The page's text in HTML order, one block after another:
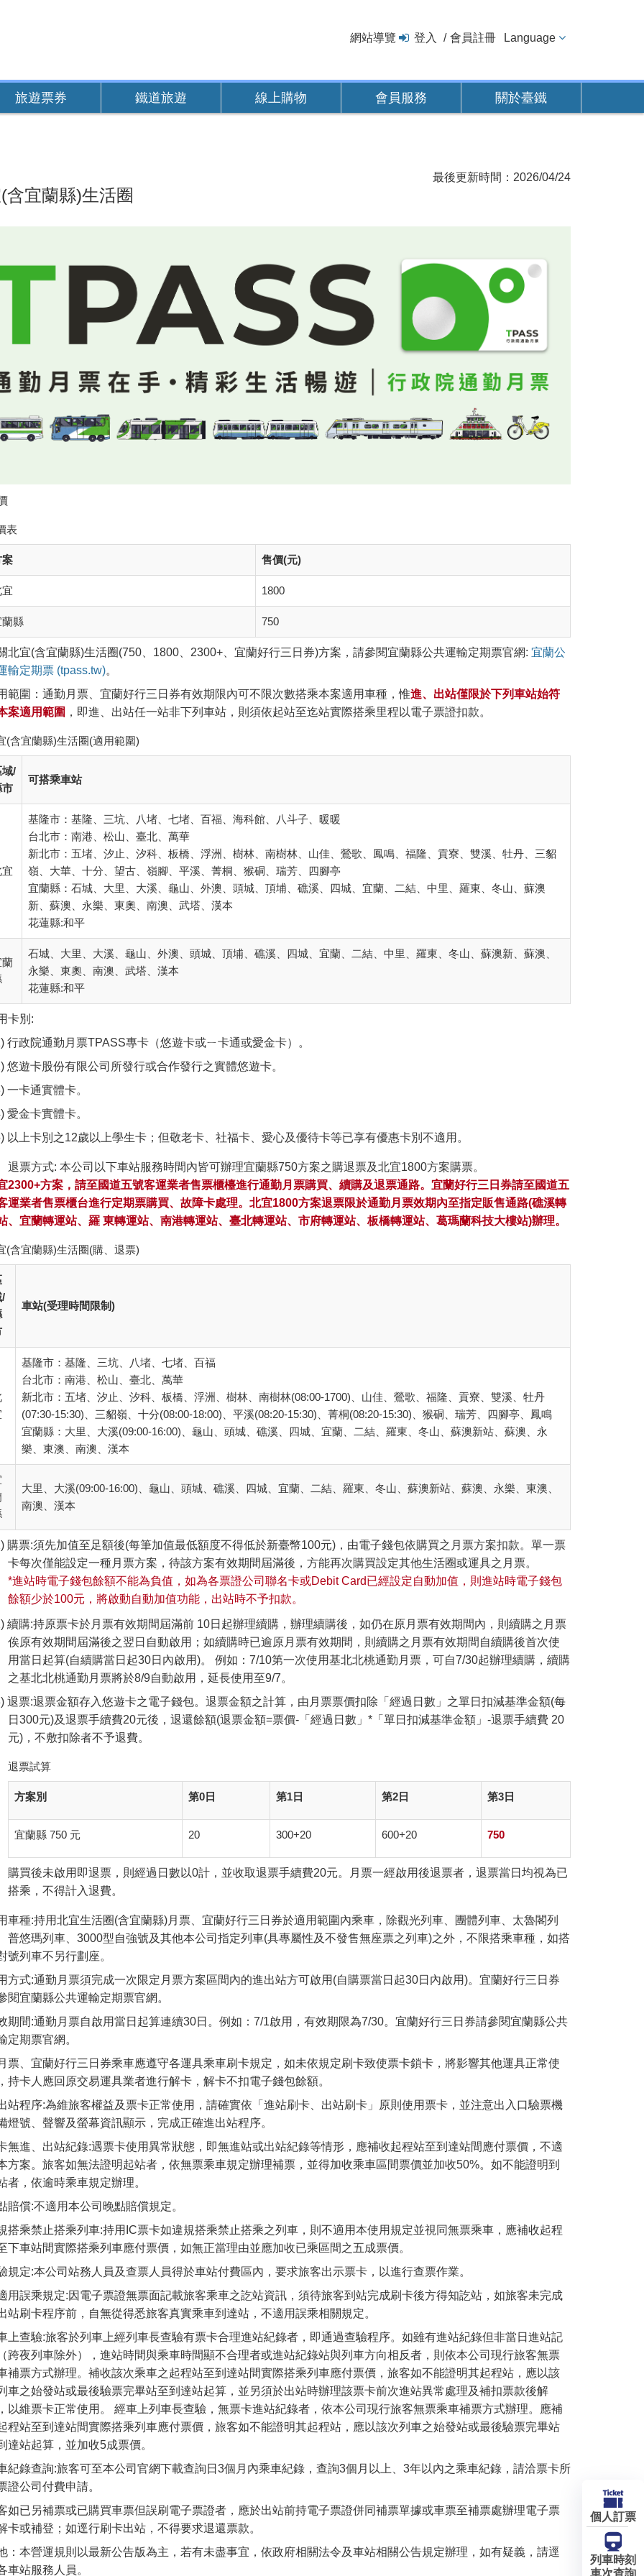
網站導覽 登入 會員註冊 Language
旅遊票券 鐵道旅遊 線上購物 會員服務 關於臺鐵
含宜蘭縣)生活圈
最後更新時間：2026/04/24
表
案 售價(元)
1800
蘭縣 750
北宜(含宜蘭縣)生活圈(750、1800、2300+、宜蘭好行三日券)方案，請參閱宜蘭縣公共運輸定期票官網: 宜蘭公
輸定期票 (tpass.tw)。
範圍：通勤月票、宜蘭好行三日券有效期限內可不限次數搭乘本案適用車種，惟進、出站僅限於下列車站始符
案適用範圍 ，即進、出站任一站非下列車站，則須依起站至迄站實際搭乘里程以電子票證扣款。
(含宜蘭縣)生活圈(適用範圍)
域/
市
可搭乘車站
基隆市：基隆、三坑、八堵、七堵、百福、海科館、八斗子、暖暖
台北市：南港、松山、臺北、萬華
新北市：五堵、汐止、汐科、板橋、浮洲、樹林、南樹林、山佳、鶯歌、鳳鳴、福隆、貢寮、雙溪、牡丹、三貂
嶺、大華、十分、望古、嶺腳、平溪、菁桐、猴硐、瑞芳、四腳亭
宜蘭縣：石城、大里、大溪、龜山、外澳、頭城、頂埔、礁溪、四城、宜蘭、二結、中里、羅東、冬山、蘇澳
新、蘇澳、永樂、東奧、南澳、武塔、漢本
花蓮縣:和平
蘭
石城、大里、大溪、龜山、外澳、頭城、頂埔、礁溪、四城、宜蘭、二結、中里、羅東、冬山、蘇澳新、蘇澳、
永樂、東奧、南澳、武塔、漢本
花蓮縣:和平
卡別:
行政院通勤月票TPASS專卡（悠遊卡或ㄧ卡通或愛金卡）。
悠遊卡股份有限公司所發行或合作發行之實體悠遊卡。
一卡通實體卡。
愛金卡實體卡。
以上卡別之12歲以上學生卡；但敬老卡、社福卡、愛心及優待卡等已享有優惠卡別不適用。
退票方式: 本公司以下車站服務時間內皆可辦理宜蘭縣750方案之購退票及北宜1800方案購票。
2300+方案，請至國道五號客運業者售票櫃檯進行通勤月票購買、續購及退票通路。宜蘭好行三日券請至國道五
運業者售票櫃台進行定期票購買、故障卡處理。北宜1800方案退票限於通勤月票效期內至指定販售通路(礁溪轉
、宜蘭轉運站、羅 東轉運站、南港轉運站、臺北轉運站、市府轉運站、板橋轉運站、葛瑪蘭科技大樓站)辦理。
(含宜蘭縣)生活圈(購、退票)
/
車站(受理時間限制)
基隆市：基隆、三坑、八堵、七堵、百福
台北市：南港、松山、臺北、萬華
新北市：五堵、汐止、汐科、板橋、浮洲、樹林、南樹林(08:00-1700)、山佳、鶯歌、福隆、貢寮、雙溪、牡丹
(07:30-15:30)、三貂嶺、十分(08:00-18:00)、平溪(08:20-15:30)、菁桐(08:20-15:30)、猴硐、瑞芳、四腳亭、鳳鳴
宜蘭縣：大里、大溪(09:00-16:00)、龜山、頭城、礁溪、四城、宜蘭、二結、羅東、冬山、蘇澳新站、蘇澳、永
樂、東澳、南澳、漢本
大里、大溪(09:00-16:00)、龜山、頭城、礁溪、四城、宜蘭、二結、羅東、冬山、蘇澳新站、蘇澳、永樂、東澳、
南澳、漢本
購票:須先加值至足額後(每筆加值最低額度不得低於新臺幣100元)，由電子錢包依購買之月票方案扣款。單一票
卡每次僅能設定一種月票方案，待該方案有效期間屆滿後，方能再次購買設定其他生活圈或運具之月票。
*進站時電子錢包餘額不能為負值，如為各票證公司聯名卡或Debit Card已經設定自動加值，則進站時電子錢包
餘額少於100元，將啟動自動加值功能，出站時不予扣款。
續購:持原票卡於月票有效期間屆滿前 10日起辦理續購，辦理續購後，如仍在原月票有效期間內，則續購之月票
俟原有效期間屆滿後之翌日自動啟用；如續購時已逾原月票有效期間，則續購之月票有效期間自續購後首次使
用當日起算(自續購當日起30日內啟用)。 例如：7/10第一次使用基北北桃通勤月票，可自7/30起辦理續購，續購
之基北北桃通勤月票將於8/9自動啟用，延長使用至9/7。
退票:退票金額存入悠遊卡之電子錢包。退票金額之計算，由月票票價扣除「經過日數」之單日扣減基準金額(每
日300元)及退票手續費20元後，退還餘額(退票金額=票價-「經過日數」*「單日扣減基準金額」-退票手續費 20
元)，不敷扣除者不予退費。
退票試算
方案別 第0日 第1日 第2日 第3日
宜蘭縣 750 元 20 300+20 600+20 750
購買後未啟用即退票，則經過日數以0計，並收取退票手續費20元。月票一經啟用後退票者，退票當日均視為已
搭乘，不得計入退費。
車種:持用北宜生活圈(含宜蘭縣)月票、宜蘭好行三日券於適用範圍內乘車，除觀光列車、團體列車、太魯閣列
普悠瑪列車、3000型自強號及其他本公司指定列車(具專屬性及不發售無座票之列車)之外，不限搭乘車種，如搭
號列車不另行劃座。
方式:通勤月票須完成一次限定月票方案區間內的進出站方可啟用(自購票當日起30日內啟用)。宜蘭好行三日券
閱宜蘭縣公共運輸定期票官網。
期間:通勤月票自啟用當日起算連續30日。例如：7/1啟用，有效期限為7/30。宜蘭好行三日券請參閱宜蘭縣公共
定期票官網。
票、宜蘭好行三日券乘車應遵守各運具乘車刷卡規定，如未依規定刷卡致使票卡鎖卡，將影響其他運具正常使
持卡人應回原交易運具業者進行解卡，解卡不扣電子錢包餘額。
站程序:為維旅客權益及票卡正常使用，請確實依「進站刷卡、出站刷卡」原則使用票卡，並注意出入口驗票機
燈號、聲響及螢幕資訊顯示，完成正確進出站程序。
無進、出站紀錄:遇票卡使用異常狀態，即無進站或出站紀錄等情形，應補收起程站至到達站間應付票價，不適
方案。旅客如無法證明起站者，依無票乘車規定辦理補票，並得加收乘車區間票價並加收50%。如不能證明到
者，依逾時乘車規定辦理。
賠償:不適用本公司晚點賠償規定。
搭乘禁止搭乘列車:持用IC票卡如違規搭乘禁止搭乘之列車，則不適用本使用規定並視同無票乘車，應補收起程
下車站間實際搭乘列車應付票價，如無正當理由並應加收已乘區間之五成票價。
規定:本公司站務人員及查票人員得於車站付費區內，要求旅客出示票卡，以進行查票作業。
用誤乘規定:因電子票證無票面記載旅客乘車之訖站資訊，須待旅客到站完成刷卡後方得知訖站，如旅客未完成
站刷卡程序前，自無從得悉旅客真實乘車到達站，不適用誤乘相關規定。
上查驗:旅客於列車上經列車長查驗有票卡合理進站紀錄者，即通過查驗程序。如雖有進站紀錄但非當日進站記
跨夜列車除外），進站時間與乘車時間顯不合理者或進站紀錄站與列車方向相反者，則依本公司現行旅客無票
補票方式辦理。補收該次乘車之起程站至到達站間實際搭乘列車應付票價，旅客如不能證明其起程站，應以該
車之始發站或最後驗票完畢站至到達站起算，並另須於出站時辦理該票卡前次進站異常處理及補扣票款後解
以維票卡正常使用。 經車上列車長查驗，無票卡進站紀錄者，依本公司現行旅客無票乘車補票方式辦理。應補
程站至到達站間實際搭乘列車應付票價，旅客如不能證明其起程站，應以該次列車之始發站或最後驗票完畢站
達站起算，並加收5成票價。
紀錄查詢:旅客可至本公司官網下載查詢日3個月內乘車紀錄，查詢3個月以上、3年以內之乘車紀錄，請洽票卡所
證公司付費申請。
如已另補票或已購買車票但誤刷電子票證者，應於出站前持電子票證併同補票單據或車票至補票處辦理電子票
卡或補登；如逕行刷卡出站，不得要求退還票款。
：本營運規則以最新公告版為主，若有未盡事宜，依政府相關法令及車站相關公告規定辦理，如有疑義，請逕
車站服務人員。
個人訂票
列車時刻
車次查詢